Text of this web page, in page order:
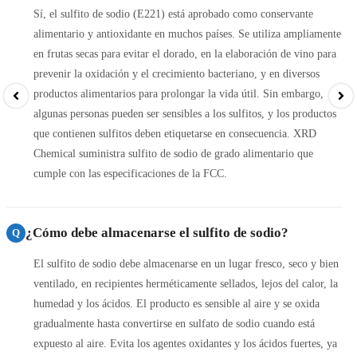
Sí, el sulfito de sodio (E221) está aprobado como conservante
alimentario y antioxidante en muchos países. Se utiliza ampliamente
en frutas secas para evitar el dorado, en la elaboración de vino para
prevenir la oxidación y el crecimiento bacteriano, y en diversos
productos alimentarios para prolongar la vida útil. Sin embargo,
algunas personas pueden ser sensibles a los sulfitos, y los productos
que contienen sulfitos deben etiquetarse en consecuencia. XRD
Chemical suministra sulfito de sodio de grado alimentario que
cumple con las especificaciones de la FCC.
Q ¿Cómo debe almacenarse el sulfito de sodio?
El sulfito de sodio debe almacenarse en un lugar fresco, seco y bien
ventilado, en recipientes herméticamente sellados, lejos del calor, la
humedad y los ácidos. El producto es sensible al aire y se oxida
gradualmente hasta convertirse en sulfato de sodio cuando está
expuesto al aire. Evita los agentes oxidantes y los ácidos fuertes, ya